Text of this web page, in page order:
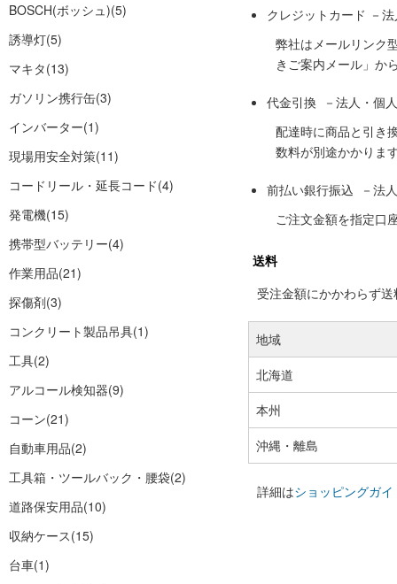
BOSCH(ボッシュ)(5)
誘導灯(5)
マキタ(13)
ガソリン携行缶(3)
インバーター(1)
現場用安全対策(11)
コードリール・延長コード(4)
発電機(15)
携帯型バッテリー(4)
作業用品(21)
探傷剤(3)
コンクリート製品吊具(1)
工具(2)
アルコール検知器(9)
コーン(21)
自動車用品(2)
工具箱・ツールバック・腰袋(2)
道路保安用品(10)
収納ケース(15)
台車(1)
クレジットカード －
弊社はメールリンク
きご案内メール」か
代金引換 －法人・個
配達時に商品と引き
数料が別途かかりま
前払い銀行振込 －法
ご注文金額を指定口
送料
受注金額にかかわらず
地域
北海道
本州
沖縄・離島
詳細はショッピングガイ